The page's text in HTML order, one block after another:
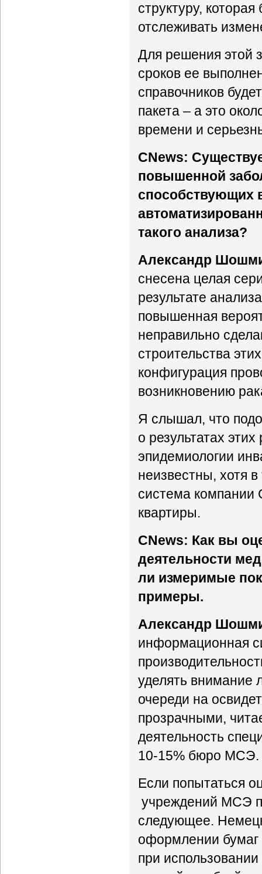
структуру,
отслеживать
Для решения этой
сроков ее
справочников
пакета – а это
времени и
CNews:
повышенной
способствующих
такого анализа?
Александр
снесена целая
результате
повышенная
неправильно
строительства
конфигурация
возникновению
Я слышал, что
о результатах
эпидемиологии
неизвестны, хотя
система компании
квартиры.
CNews: Как вы
деятельности
ли измеримые
примеры.
Александр
информационная
уделять внимание
очереди на
прозрачными,
деятельность
10-15% бюро МСЭ.
Если попытаться
учреждений МСЭ
следующее.
оформлении бумаг
при